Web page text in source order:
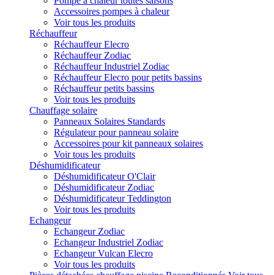
Accessoires pompes à chaleur
Voir tous les produits
Réchauffeur
Réchauffeur Elecro
Réchauffeur Zodiac
Réchauffeur Industriel Zodiac
Réchauffeur Elecro pour petits bassins
Réchauffeur petits bassins
Voir tous les produits
Chauffage solaire
Panneaux Solaires Standards
Régulateur pour panneau solaire
Accessoires pour kit panneaux solaires
Voir tous les produits
Déshumidificateur
Déshumidificateur O'Clair
Déshumidificateur Zodiac
Déshumidificateur Teddington
Voir tous les produits
Echangeur
Echangeur Zodiac
Echangeur Industriel Zodiac
Echangeur Vulcan Elecro
Voir tous les produits